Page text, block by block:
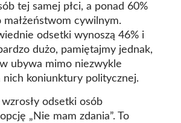
tej samej płci, a ponad 60%
małżeństwom cywilnym.
odsetki wynoszą 46% i
dużo, pamiętajmy jednak,
ubywa mimo niezwykle
nich koniunktury politycznej.
odsetki osób
„Nie mam zdania”. To